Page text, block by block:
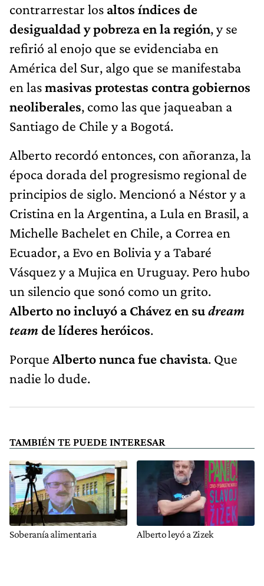
contrarrestar los altos índices de
desigualdad y pobreza en la región, y se
refirió al enojo que se evidenciaba en
América del Sur, algo que se manifestaba
en lasmasivas protestas contra gobiernos
neoliberales, como las que jaqueaban a
Santiago de Chile y a Bogotá.
Alberto recordó entonces, con añoranza, la
época dorada del progresismo regional de
principios de siglo. Mencionó a Néstor y a
Cristina en la Argentina, a Lula en Brasil, a
Michelle Bachelet en Chile, a Correa en
Ecuador, a Evo en Bolivia y a Tabaré
Vásquez y a Mujica en Uruguay. Pero hubo
un silencio que sonó como un grito.
Alberto no incluyó a Chávez en sudream
teamde líderes heróicos.
Porque Alberto nunca fue chavista. Que
nadie lo dude.
TAMBIÉN TE PUEDE INTERESAR
Soberanía alimentaria Alberto leyó a Zizek